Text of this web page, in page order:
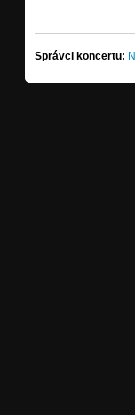
Správci koncertu: